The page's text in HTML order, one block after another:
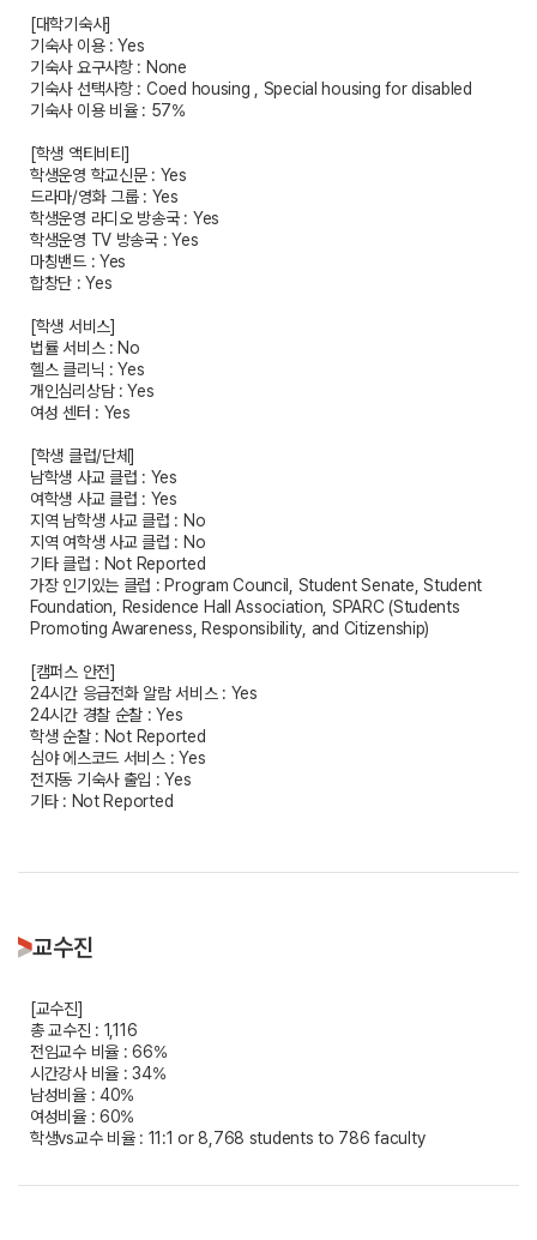
[대학기숙사]
기숙사 이용 : Yes
기숙사 요구사항 : None
기숙사 선택사항 : Coed housing , Special housing for disabled
기숙사 이용 비율 : 57%
[학생 액티비티]
학생운영 학교신문 : Yes
드라마/영화 그룹 : Yes
학생운영 라디오 방송국 : Yes
학생운영 TV 방송국 : Yes
마칭밴드 : Yes
합창단 : Yes
[학생 서비스]
법률 서비스 : No
헬스 클리닉 : Yes
개인심리상담 : Yes
여성 센터 : Yes
[학생 클럽/단체]
남학생 사교 클럽 : Yes
여학생 사교 클럽 : Yes
지역 남학생 사교 클럽 : No
지역 여학생 사교 클럽 : No
기타 클럽 : Not Reported
가장 인기있는 클럽 : Program Council, Student Senate, Student
Foundation, Residence Hall Association, SPARC (Students
Promoting Awareness, Responsibility, and Citizenship)
[캠퍼스 안전]
24시간 응급전화 알람 서비스 : Yes
24시간 경찰 순찰 : Yes
학생 순찰 : Not Reported
심야 에스코드 서비스 : Yes
전자동 기숙사 출입 : Yes
기타 : Not Reported
교수진
[교수진]
총 교수진 : 1,116
전임교수 비율 : 66%
시간강사 비율 : 34%
남성비율 : 40%
여성비율 : 60%
학생vs교수 비율 : 11:1 or 8,768 students to 786 faculty